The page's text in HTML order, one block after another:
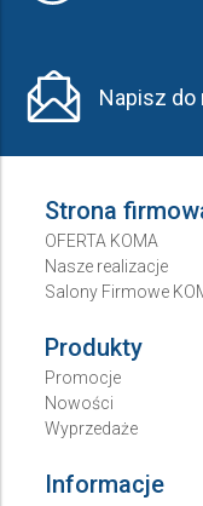
Napisz do
Strona
OFERTA KOMA
Nasze realizacje
Salony Firmowe
Produkty
Promocje
Nowości
Wyprzedaże
Informacje